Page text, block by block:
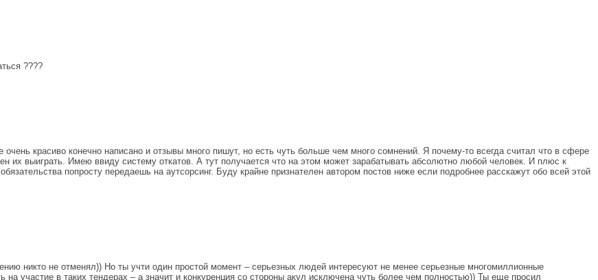
????
красиво конечно написано и отзывы много пишут, но есть чуть больше чем много сомнений. Я почему-то всегда считал что в сфере
их выиграть. Имею ввиду систему откатов. А тут получается что на этом может зарабатывать абсолютно любой человек. И плюс к
попросту передаешь на аутсорсинг. Буду крайне признателен автором постов ниже если подробнее расскажут обо всей этой
никто не отменял)) Но ты учти один простой момент – серьезных людей интересуют не менее серьезные многомиллионные
участие в таких тендерах – а значит и конкуренция со стороны акул исключена чуть более чем полностью)) Ты еще просил